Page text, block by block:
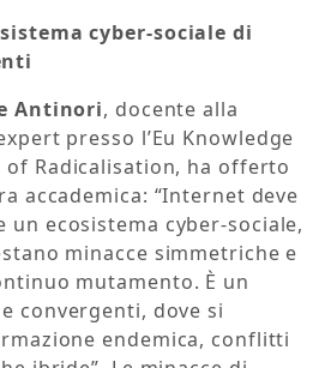
cyber-sociale di
Antinori, docente alla
presso l’Eu Knowledge
of Radicalisation, ha offerto
accademica: “Internet deve
un ecosistema cyber-sociale,
minacce simmetriche e
mutamento. È un
convergenti, dove si
endemica, conflitti